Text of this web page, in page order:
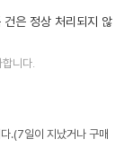
은 정상 처리되지 않
니다.
.(7일이 지났거나 구매